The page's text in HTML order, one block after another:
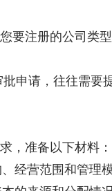
要注册的公司类
申请，往往需
，准备以下材料：
经营范围和管理模